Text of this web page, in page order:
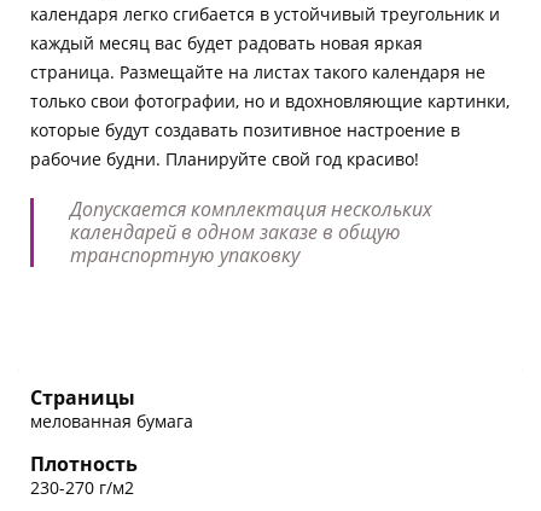
календаря легко сгибается в устойчивый треугольник и
каждый месяц вас будет радовать новая яркая
страница. Размещайте на листах такого календаря не
только свои фотографии, но и вдохновляющие картинки,
которые будут создавать позитивное настроение в
рабочие будни. Планируйте свой год красиво!
Допускается комплектация нескольких
календарей в одном заказе в общую
транспортную упаковку
Страницы
мелованная бумага
Плотность
230-270 г/м2